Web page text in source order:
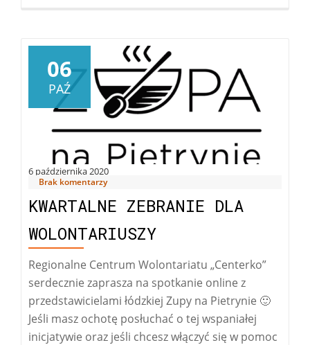
nt.
realizacji
6 października 2020
06
PAŹ
Brak komentarzy
KWARTALNE ZEBRANIE DLA
WOLONTARIUSZY
Regionalne Centrum Wolontariatu „Centerko”
serdecznie zaprasza na spotkanie online z
przedstawicielami łódzkiej Zupy na Pietrynie 🙂
Jeśli masz ochotę posłuchać o tej wspaniałej
inicjatywie oraz jeśli chcesz włączyć się w pomoc